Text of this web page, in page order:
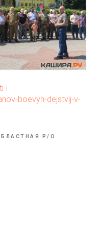
i-
boevyh-dejstvij-v-
Р/О